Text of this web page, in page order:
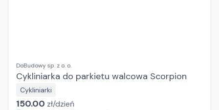
DoBudowy sp. z o. o.
Cykliniarka do parkietu walcowa Scorpion
Cykliniarki
150.00 zł/dzień